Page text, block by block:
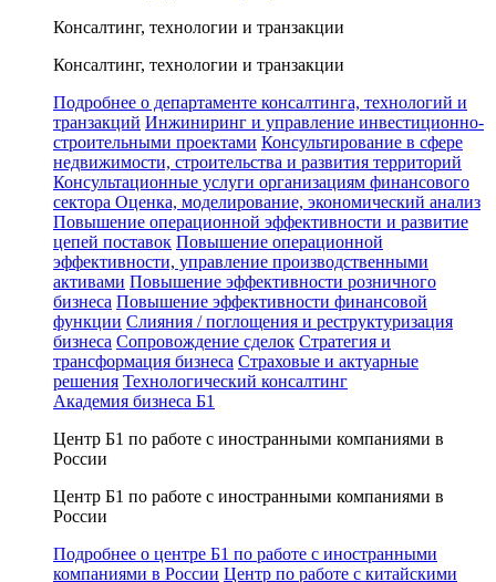
Консалтинг, технологии и транзакции
Консалтинг, технологии и транзакции
Подробнее о департаменте консалтинга, технологий и
транзакций Инжиниринг и управление инвестиционно-
строительными проектами Консультирование в сфере
недвижимости, строительства и развития территорий
Консультационные услуги организациям финансового
сектора Оценка, моделирование, экономический анализ
Повышение операционной эффективности и развитие
цепей поставок Повышение операционной
эффективности, управление производственными
активами Повышение эффективности розничного
бизнеса Повышение эффективности финансовой
функции Слияния / поглощения и реструктуризация
бизнеса Сопровождение сделок Стратегия и
трансформация бизнеса Страховые и актуарные
решения Технологический консалтинг
Академия бизнеса Б1
Центр Б1 по работе с иностранными компаниями в
России
Центр Б1 по работе с иностранными компаниями в
России
Подробнее о центре Б1 по работе с иностранными
компаниями в России Центр по работе с китайскими